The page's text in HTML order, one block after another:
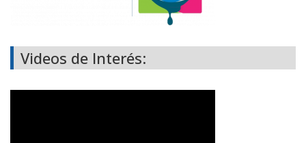
Videos de Interés: